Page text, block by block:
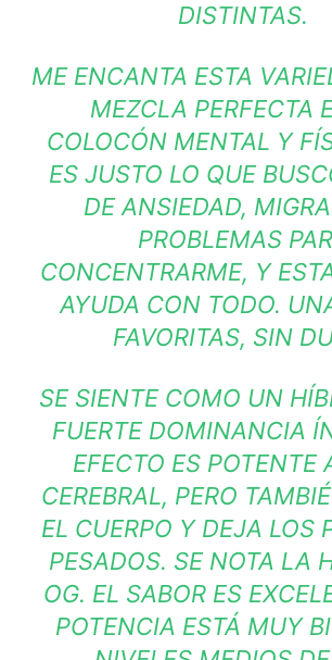
DISTINTAS.
ME ENCANTA ESTA
MEZCLA PERFECTA
COLOCÓN MENTAL Y
ES JUSTO LO QUE
DE ANSIEDAD,
PROBLEMAS
CONCENTRARME, Y
AYUDA CON TODO.
FAVORITAS, SIN
SE SIENTE COMO UN
FUERTE DOMINANCIA
EFECTO ES POTENTE
CEREBRAL, PERO
EL CUERPO Y DEJA LOS
PESADOS. SE NOTA LA
OG. EL SABOR ES
POTENCIA ESTÁ MUY